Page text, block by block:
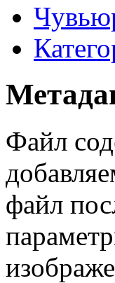
Файл
файл